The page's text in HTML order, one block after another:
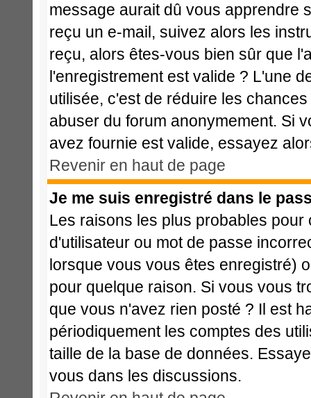
message aurait dû vous apprendre
reçu un e-mail, suivez alors les
reçu, alors êtes-vous bien sûr que
l'enregistrement est valide ? L'une
utilisée, c'est de réduire les
abuser du forum anonymement. Si
avez fournie est valide, essayez
Revenir en haut de page
Je me suis enregistré dans le
Les raisons les plus probables
d'utilisateur ou mot de passe
lorsque vous vous êtes enregistré)
pour quelque raison. Si vous vous
que vous n'avez rien posté ? Il est
périodiquement les comptes des
taille de la base de données.
vous dans les discussions.